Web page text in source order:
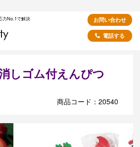
力No.1で解決
お問い合わせ
電話する
しゴム付えんぴつ
商品コード：20540